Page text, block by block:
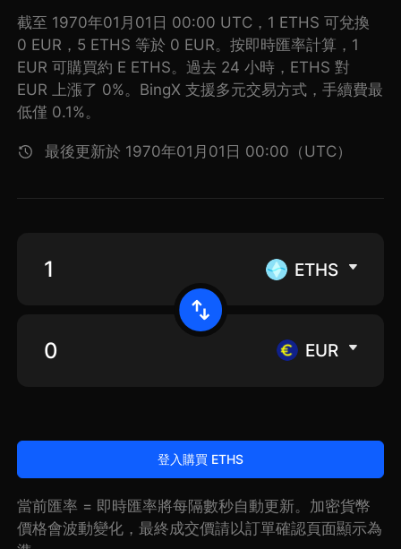
截至 1970年01月01日 00:00 UTC，1 ETHS 可兌換
0 EUR，5 ETHS 等於 0 EUR。按即時匯率計算，1
EUR 可購買約 E ETHS。過去 24 小時，ETHS 對
EUR 上漲了 0%。BingX 支援多元交易方式，手續費最
低僅 0.1%。
最後更新於 1970年01月01日 00:00（UTC）
ETHS
EUR
登入購買 ETHS
當前匯率 = 即時匯率將每隔數秒自動更新。加密貨幣
價格會波動變化，最終成交價請以訂單確認頁面顯示為